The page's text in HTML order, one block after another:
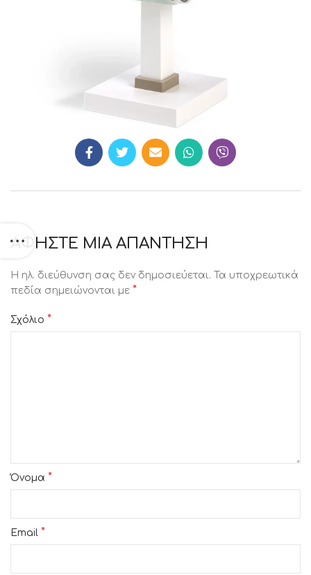
ΑΦΉΣΤΕ ΜΙΑ ΑΠΆΝΤΗΣΗ
Η ηλ. διεύθυνση σας δεν δημοσιεύεται.
Τα υποχρεωτικά
πεδία σημειώνονται με *
Σχόλιο *
Όνομα *
Email *